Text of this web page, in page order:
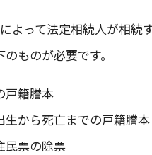
よって法定相続人が相続
ものが必要です。
戸籍謄本
生から死亡までの戸籍謄本
民票の除票